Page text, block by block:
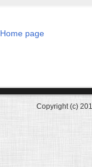
Home page
Copyright (c)